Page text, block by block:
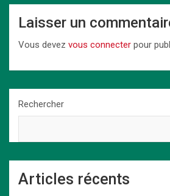
Laisser un
Vous devez vous connecter pour
Rechercher
Articles récents